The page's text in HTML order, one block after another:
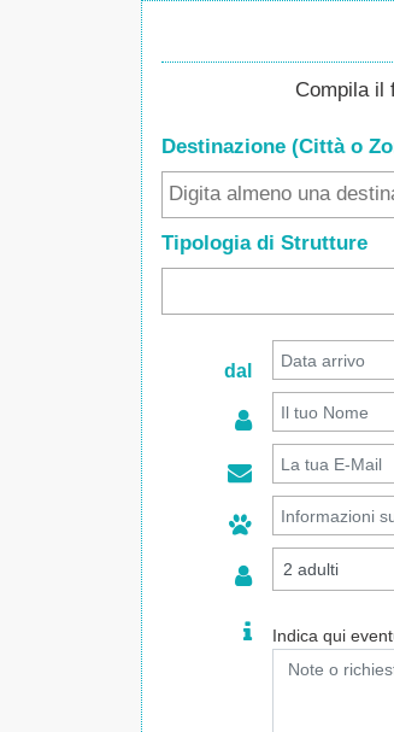
Compila il
Destinazione (Città o
Tipologia di Strutture
dal
Indica qui